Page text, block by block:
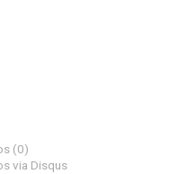
(0)
via Disqus